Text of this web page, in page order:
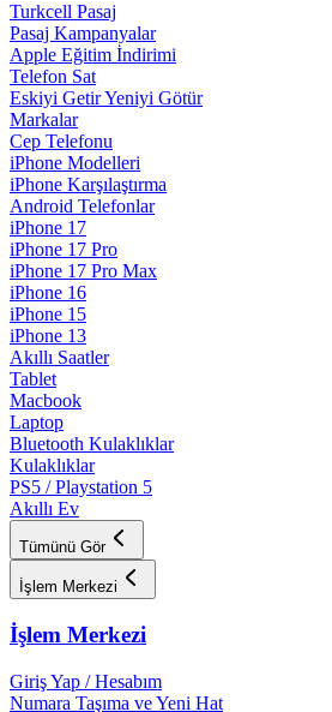
Turkcell Pasaj
Pasaj Kampanyalar
Apple Eğitim İndirimi
Telefon Sat
Eskiyi Getir Yeniyi Götür
Markalar
Cep Telefonu
iPhone Modelleri
iPhone Karşılaştırma
Android Telefonlar
iPhone 17
iPhone 17 Pro
iPhone 17 Pro Max
iPhone 16
iPhone 15
iPhone 13
Akıllı Saatler
Tablet
Macbook
Laptop
Bluetooth Kulaklıklar
Kulaklıklar
PS5 / Playstation 5
Akıllı Ev
Tümünü Gör
İşlem Merkezi
İşlem Merkezi
Giriş Yap / Hesabım
Numara Taşıma ve Yeni Hat